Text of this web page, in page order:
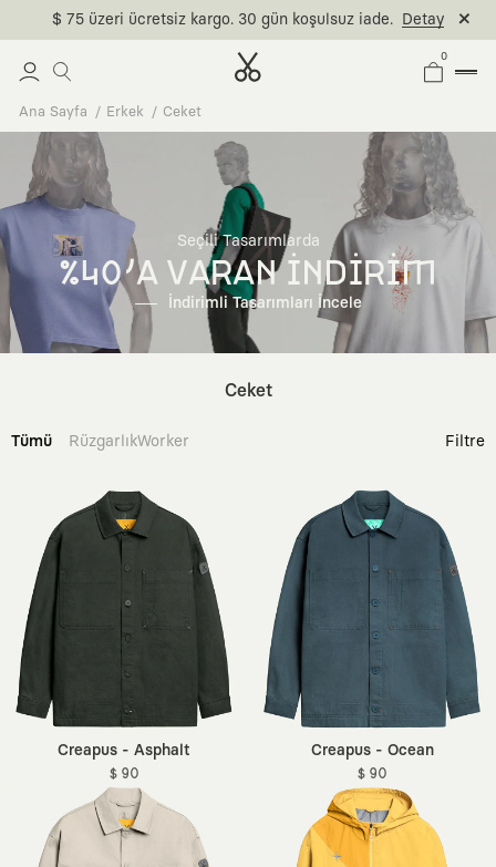
$ 75 üzeri ücretsiz kargo. 30 gün koşulsuz iade. Detay
0
Ana Sayfa Erkek Ceket
Seçili Tasarımlarda
%40'A VARAN İNDİRİM
İndirimli Tasarımları İncele
Ceket
Tümü RüzgarlıkWorker Filtre
Creapus - Asphalt
$ 90
Creapus - Ocean
$ 90